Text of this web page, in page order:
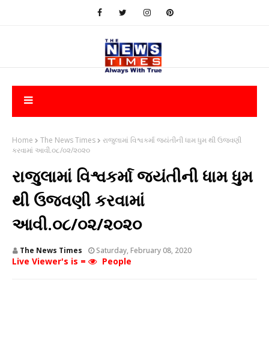
Home The News Times
રાજુલામાં વિશ્વકર્મા જયંતીની ધામ ધુમ થી ઉજવણી
કરવામાં આવી.૦૮/૦૨/૨૦૨૦
રાજુલામાં વિશ્વકર્મા જયંતીની ધામ ધુમ
થી ઉજવણી કરવામાં
આવી.૦૮/૦૨/૨૦૨૦
The News Times Saturday, February 08, 2020
Live Viewer's is = People